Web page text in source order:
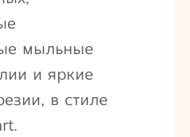
мыльные
и яркие
в стиле